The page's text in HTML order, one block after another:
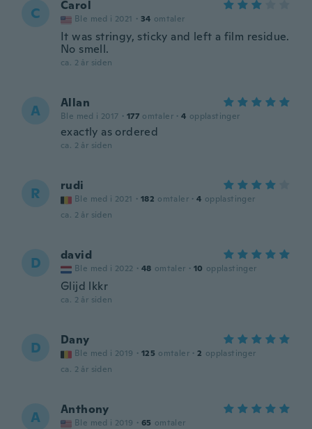
C Carol
Ble med i 2021 · 34 omtaler
It was stringy, sticky and left a film residue.
No smell.
ca. 2 år siden
A Allan
Ble med i 2017 · 177 omtaler · 4 opplastinger
exactly as ordered
ca. 2 år siden
R rudi
Ble med i 2021 · 182 omtaler · 4 opplastinger
ca. 2 år siden
D david
Ble med i 2022 · 48 omtaler · 10 opplastinger
Glijd lkkr
ca. 2 år siden
D Dany
Ble med i 2019 · 125 omtaler · 2 opplastinger
ca. 2 år siden
A Anthony
Ble med i 2019 · 65 omtaler